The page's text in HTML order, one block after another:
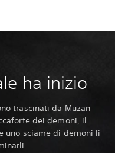
ha inizio
trascinati da Muzan
dei demoni, il
uno sciame di demoni li